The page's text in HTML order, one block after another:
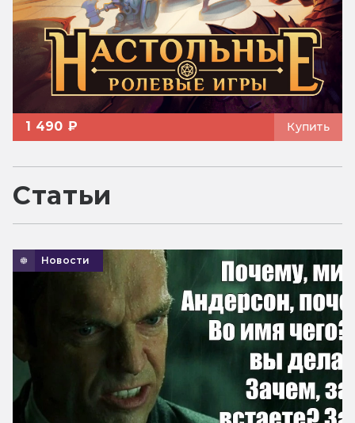
1 490 ₽ Купить
Статьи
Новости